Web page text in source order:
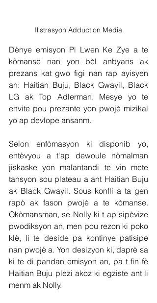
Ilistrasyon Adduction Media
Dènye emisyon Pi Lwen Ke Zye a te
kòmanse nan yon bèl anbyans ak
prezans kat gwo figi nan rap ayisyen
an: Haitian Buju, Black Gwayil, Black
LG ak Top Adlerman. Mesye yo te
envite pou prezante yon pwojè mizikal
yo ap devlope ansanm.
Selon enfòmasyon ki disponib yo,
entèvyou a t'ap dewoule nòmalman
jiskaske yon malantandi te vin mete
tansyon sou plateau a ant Haitian Buju
ak Black Gwayil. Sous konfli a ta gen
rapò ak fason pwojè a te kòmanse.
Okòmansman, se Nolly ki t ap sipèvize
pwodiksyon an, men pou rezon ki poko
klè, li te deside pa kontinye patisipe
nan pwojè a. Yon desizyon ki, daprè sa
ki te di pandan emisyon an, pa t fin fè
Haitian Buju plezi akoz ki egziste ant li
menm ak Nolly.